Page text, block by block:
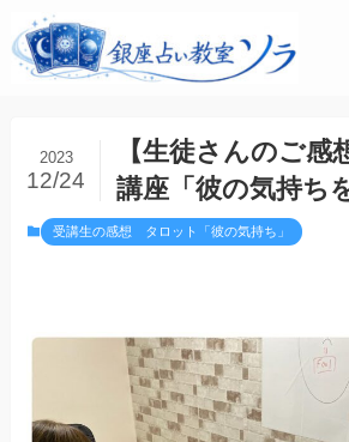
【生徒さんのご感
講座「彼の気持ち
2023
12/24
受講生の感想 タロット「彼の気持ち」